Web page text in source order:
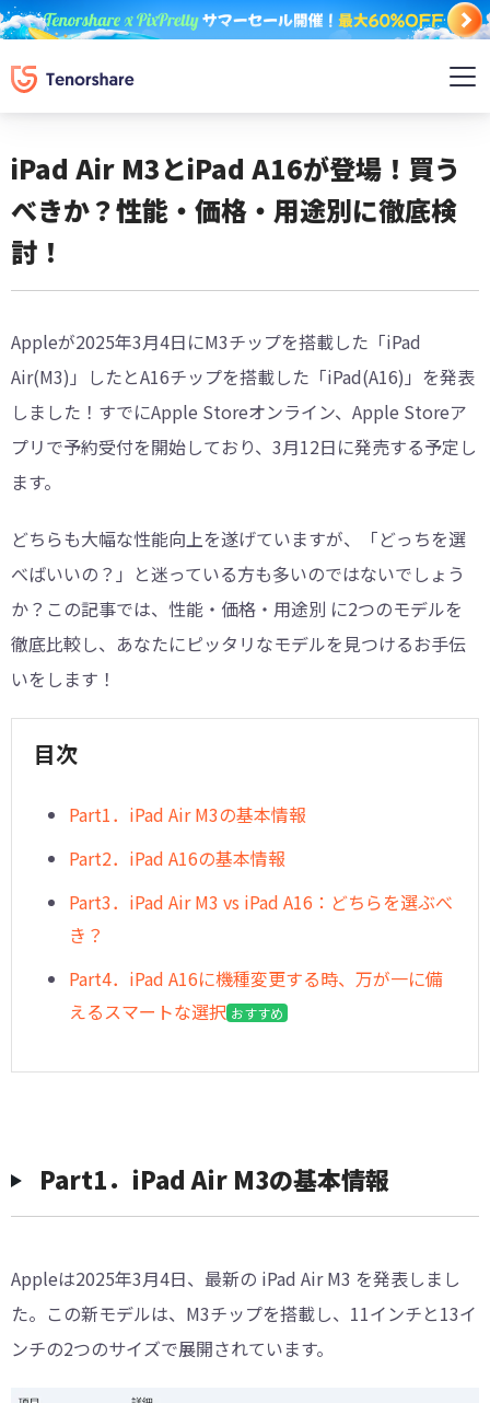
iPad Air M3とiPad A16が登場！買う
べきか？性能・価格・用途別に徹底検
討！
Appleが2025年3月4日にM3チップを搭載した「iPad
Air(M3)」したとA16チップを搭載した「iPad(A16)」を発表
しました！すでにApple Storeオンライン、Apple Storeア
プリで予約受付を開始しており、3月12日に発売する予定し
ます。
どちらも大幅な性能向上を遂げていますが、「どっちを選
べばいいの？」と迷っている方も多いのではないでしょう
か？この記事では、性能・価格・用途別 に2つのモデルを
徹底比較し、あなたにピッタリなモデルを見つけるお手伝
いをします！
目次
Part1．iPad Air M3の基本情報
Part2．iPad A16の基本情報
Part3．iPad Air M3 vs iPad A16：どちらを選ぶべ
き？
Part4．iPad A16に機種変更する時、万が一に備
えるスマートな選択 おすすめ
︎Part1．iPad Air M3の基本情報
Appleは2025年3月4日、最新の iPad Air M3 を発表しまし
た。この新モデルは、M3チップを搭載し、11インチと13イ
ンチの2つのサイズで展開されています。